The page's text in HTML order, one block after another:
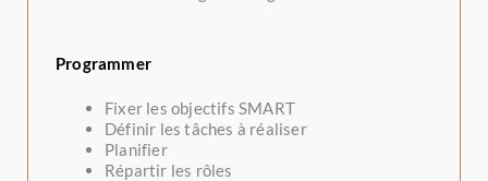
Programmer
Fixer les objectifs SMART
Définir les tâches à réaliser
Planifier
Répartir les rôles